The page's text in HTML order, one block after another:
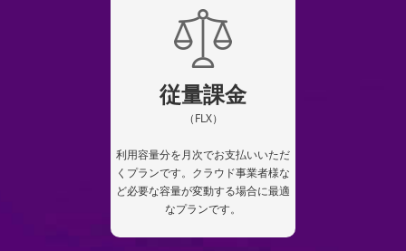
従量課金
（FLX）
利用容量分を月次でお支払いいただ
くプランです。クラウド事業者様な
ど必要な容量が変動する場合に最適
なプランです。